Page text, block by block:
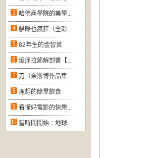
哈佛商學院的美學...
貓咪也瘋狂（全彩...
82年生的金智英
痠痛拉筋解剖書【...
刀（奈斯博作品集...
理想的簡單飲食
看懂好電影的快樂...
當時間開始：地球...